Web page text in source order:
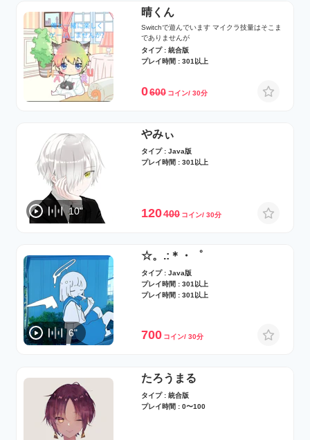
晴くん
Switchで遊んでいます マイクラ技量はそこま
でありませんが
タイプ : 統合版
プレイ時間 : 301以上
0600 コイン/ 30分
10"
やみぃ
タイプ : Java版
プレイ時間 : 301以上
120400 コイン/ 30分
6"
☆。.:＊・゜
タイプ : Java版
プレイ時間 : 301以上
プレイ時間 : 301以上
700 コイン/ 30分
たろうまる
タイプ : 統合版
プレイ時間 : 0〜100